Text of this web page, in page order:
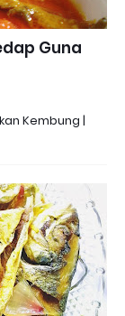
Guna
Kembung |